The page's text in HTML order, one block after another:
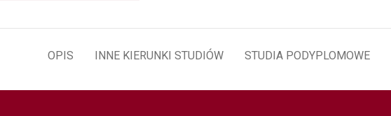
OPIS INNE KIERUNKI STUDIÓW STUDIA PODYPLOMOWE